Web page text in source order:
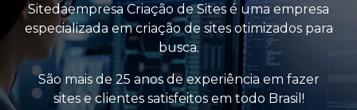
Sitedaempresa Criação de Sites é uma empresa
especializada em criação de sites otimizados para
busca.
São mais de 25 anos de experiência em fazer
sites e clientes satisfeitos em todo Brasil!